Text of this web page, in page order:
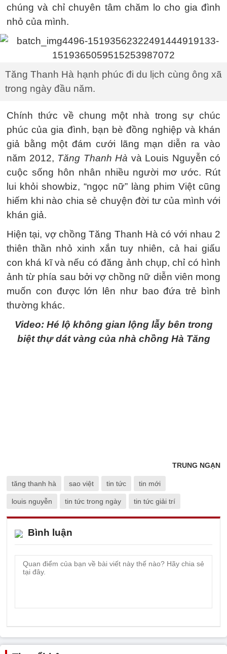
chúng và chỉ chuyên tâm chăm lo cho gia đình
nhỏ của mình.
Tăng Thanh Hà hạnh phúc đi du lịch cùng ông xã
trong ngày đầu năm.
Chính thức về chung một nhà trong sự chúc
phúc của gia đình, bạn bè đồng nghiệp và khán
giả bằng một đám cưới lãng mạn diễn ra vào
năm 2012, Tăng Thanh Hà và Louis Nguyễn có
cuộc sống hôn nhân nhiều người mơ ước. Rút
lui khỏi showbiz, “ngọc nữ” làng phim Việt cũng
hiếm khi nào chia sẻ chuyện đời tư của mình với
khán giả.
Hiện tại, vợ chồng Tăng Thanh Hà có với nhau 2
thiên thần nhỏ xinh xắn tuy nhiên, cả hai giấu
con khá kĩ và nếu có đăng ảnh chụp, chỉ có hình
ảnh từ phía sau bởi vợ chồng nữ diễn viên mong
muốn con được lớn lên như bao đứa trẻ bình
thường khác.
Video: Hé lộ không gian lộng lẫy bên trong
biệt thự dát vàng của nhà chồng Hà Tăng
TRUNG NGẠN
tăng thanh hà sao việt tin tức tin mới
louis nguyễn tin tức trong ngày tin tức giải trí
Bình luận